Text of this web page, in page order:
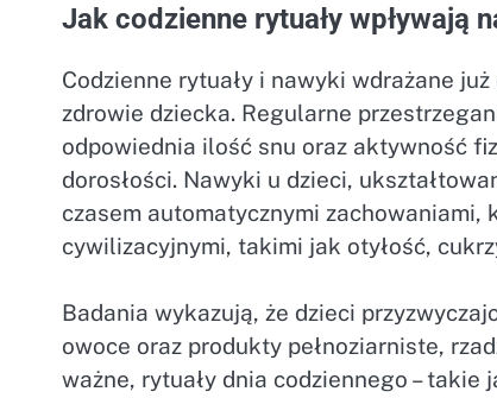
Jak codzienne rytuały wpływają
Codzienne rytuały i nawyki wdrażane
zdrowie dziecka. Regularne
odpowiednia ilość snu oraz aktywność
dorosłości. Nawyki u dzieci,
czasem automatycznymi
cywilizacyjnymi, takimi jak otyłość,
Badania wykazują, że dzieci
owoce oraz produkty pełnoziarniste,
ważne, rytuały dnia codziennego –